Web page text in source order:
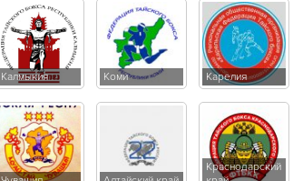
Калмыкия Коми Карелия
Краснодарский